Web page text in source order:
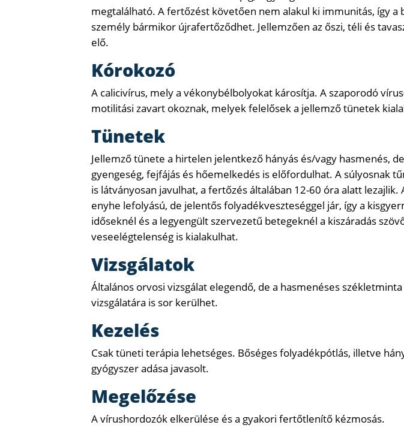
megtalálható. A fertőzést követően nem alakul ki immunitás, így a
személy bármikor újrafertőződhet. Jellemzően az őszi, téli és
elő.
Kórokozó
A calicivírus, mely a vékonybélbolyokat károsítja. A szaporodó
motilitási zavart okoznak, melyek felelősek a jellemző tünetek
Tünetek
Jellemző tünete a hirtelen jelentkező hányás és/vagy hasmenés,
gyengeség, fejfájás és hőemelkedés is előfordulhat. A súlyosnak
is látványosan javulhat, a fertőzés általában 12-60 óra alatt lezajlik.
enyhe lefolyású, de jelentős folyadékveszteséggel jár, így a
időseknél és a legyengült szervezetű betegeknél a kiszáradás
veseelégtelenség is kialakulhat.
Vizsgálatok
Általános orvosi vizsgálat elegendő, de a hasmenéses
vizsgálatára is sor kerülhet.
Kezelés
Csak tüneti terápia lehetséges. Bőséges folyadékpótlás, illetve
gyógyszer adása javasolt.
Megelőzése
A vírushordozók elkerülése és a gyakori fertőtlenítő kézmosás.